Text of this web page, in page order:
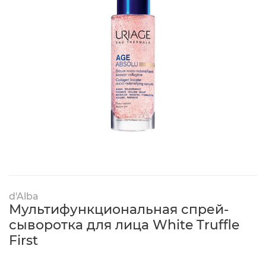
d'Alba
Мультифункциональная спрей-
сыворотка для лица White Truffle
First